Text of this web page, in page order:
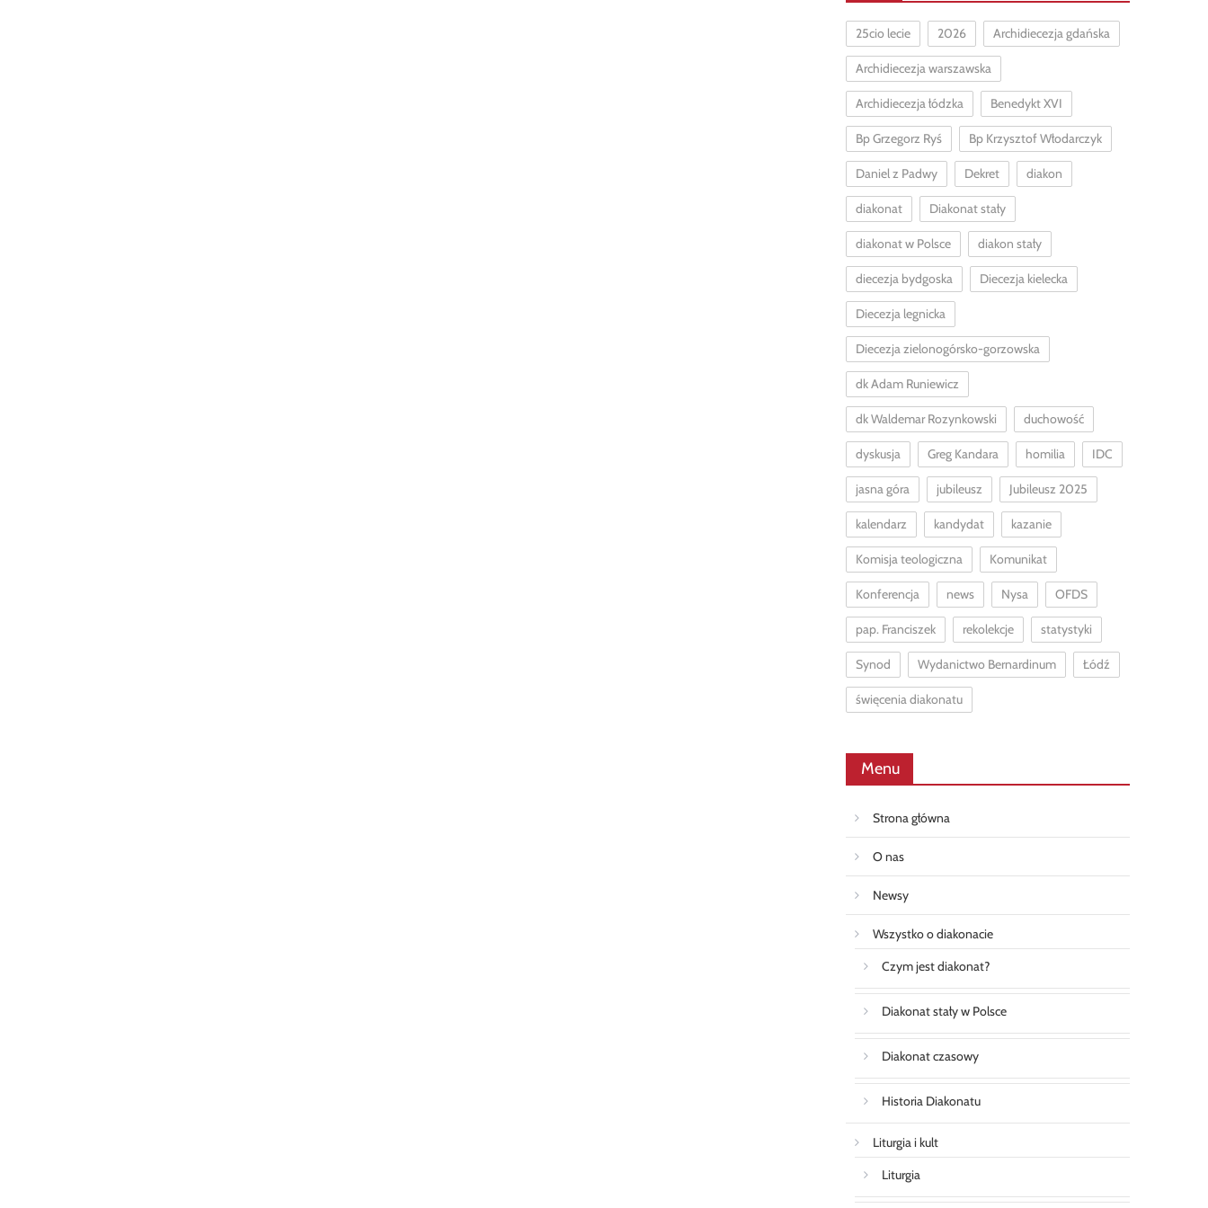
25cio lecie 2026 Archidiecezja gdańska
Archidiecezja warszawska
Archidiecezja łódzka Benedykt XVI
Bp Grzegorz Ryś Bp Krzysztof Włodarczyk
Daniel z Padwy Dekret diakon
diakonat Diakonat stały
diakonat w Polsce diakon stały
diecezja bydgoska Diecezja kielecka
Diecezja legnicka
Diecezja zielonogórsko-gorzowska
dk Adam Runiewicz
dk Waldemar Rozynkowski duchowość
dyskusja Greg Kandara homilia IDC
jasna góra jubileusz Jubileusz 2025
kalendarz kandydat kazanie
Komisja teologiczna Komunikat
Konferencja news Nysa OFDS
pap. Franciszek rekolekcje statystyki
Synod Wydanictwo Bernardinum Łódź
święcenia diakonatu
Menu
Strona główna
O nas
Newsy
Wszystko o diakonacie
Czym jest diakonat?
Diakonat stały w Polsce
Diakonat czasowy
Historia Diakonatu
Liturgia i kult
Liturgia